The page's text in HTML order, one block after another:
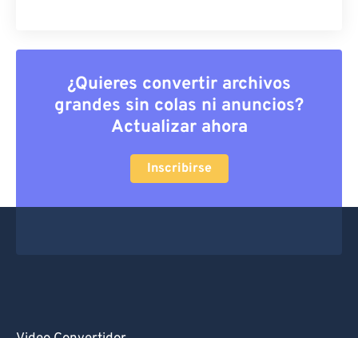
¿Quieres convertir archivos
grandes sin colas ni anuncios?
Actualizar ahora
Inscribirse